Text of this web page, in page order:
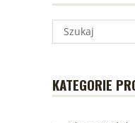
KATEGORIE